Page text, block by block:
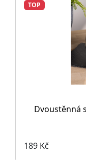
TOP
Dvoustěnná
189 Kč